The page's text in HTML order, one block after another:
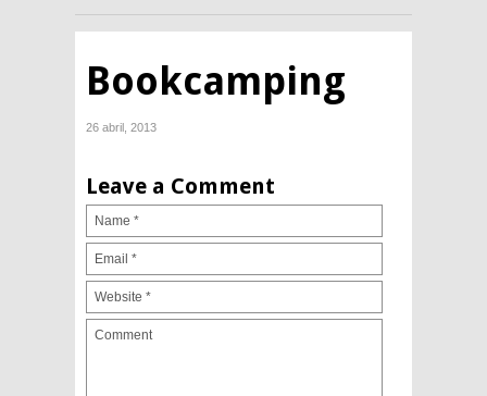
Bookcamping
26 abril, 2013
Leave a Comment